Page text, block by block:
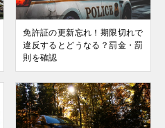
免許証の更新忘れ！期限切れで
違反するとどうなる？罰金・罰
則を確認